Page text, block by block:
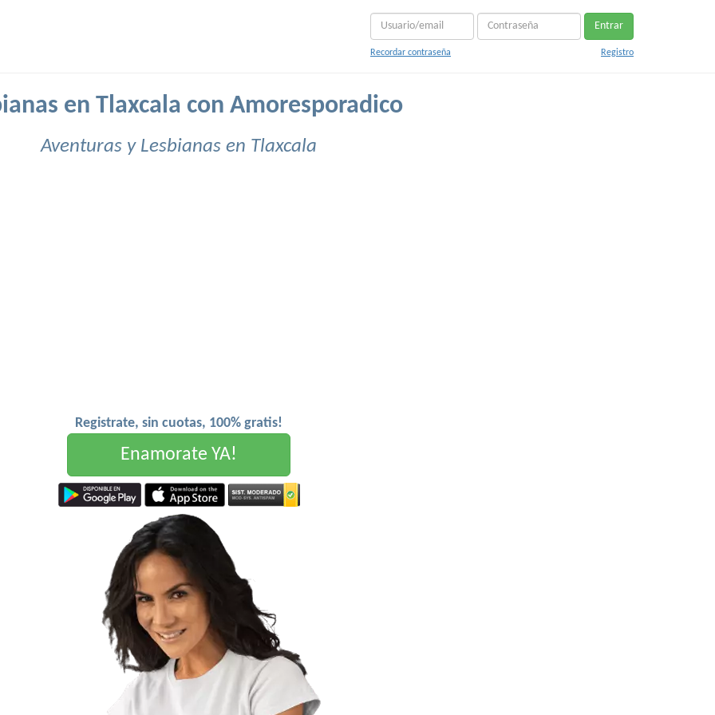
Entrar
Recordar contraseña Registro
en Tlaxcala con Amoresporadico
Aventuras y Lesbianas en Tlaxcala
Registrate, sin cuotas, 100% gratis!
Enamorate YA!